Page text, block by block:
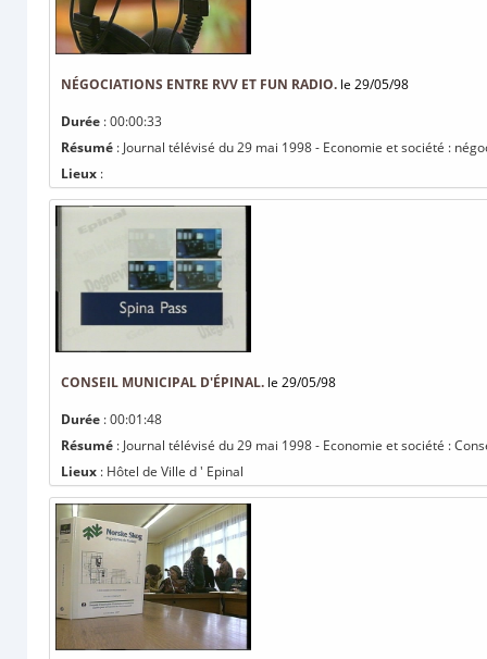
NÉGOCIATIONS ENTRE RVV ET FUN RADIO. le 29/05/98
Durée : 00:00:33
Résumé : Journal télévisé du 29 mai 1998 - Economie et société :
Lieux :
CONSEIL MUNICIPAL D'ÉPINAL. le 29/05/98
Durée : 00:01:48
Résumé : Journal télévisé du 29 mai 1998 - Economie et société :
Lieux : Hôtel de Ville d ' Epinal